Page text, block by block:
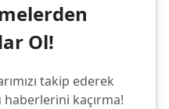
Ol!
takip ederek
haberlerini kaçırma!